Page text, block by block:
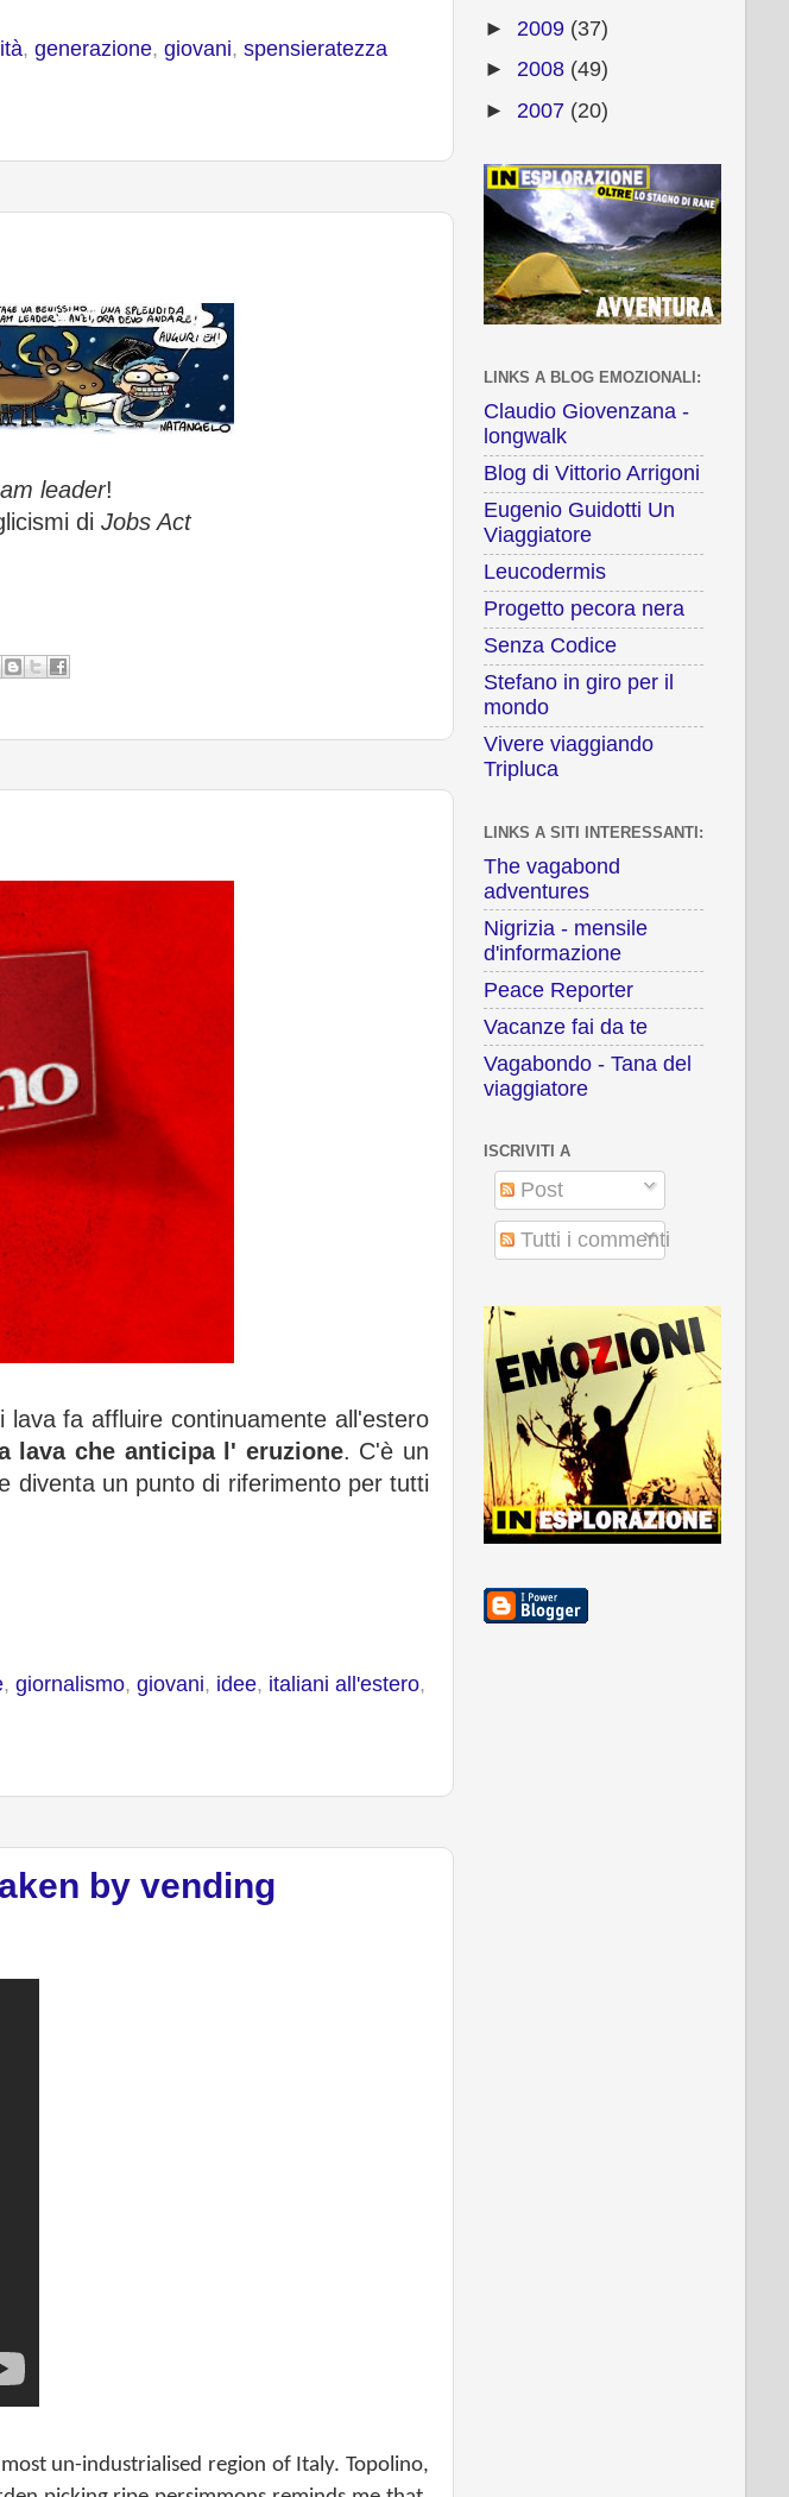
, generazione, giovani, spensieratezza
leader!
di Jobs Act
fa affluire continuamente all'estero
lava che anticipa l' eruzione. C'è un
diventa un punto di riferimento per tutti
, giornalismo, giovani, idee, italiani all'estero,
by vending
un-industrialised region of Italy. Topolino,
► 2009 (37)
► 2008 (49)
► 2007 (20)
LINKS A BLOG EMOZIONALI:
Claudio Giovenzana -
longwalk
Blog di Vittorio Arrigoni
Eugenio Guidotti Un
Viaggiatore
Leucodermis
Progetto pecora nera
Senza Codice
Stefano in giro per il
mondo
Vivere viaggiando
Tripluca
LINKS A SITI INTERESSANTI:
The vagabond
adventures
Nigrizia - mensile
d'informazione
Peace Reporter
Vacanze fai da te
Vagabondo - Tana del
viaggiatore
ISCRIVITI A
Post
Tutti i commenti